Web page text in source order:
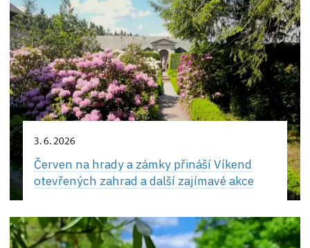
3. 6. 2026
Červen na hrady a zámky přináší Víkend
otevřených zahrad a další zajímavé akce